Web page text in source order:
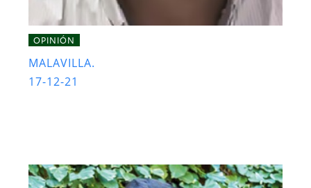
OPINIÓN
MALAVILLA.
17-12-21